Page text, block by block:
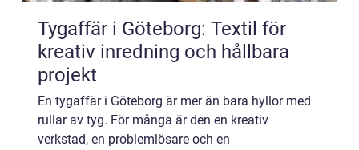
Tygaffär i Göteborg: Textil för
kreativ inredning och hållbara
projekt
En tygaffär i Göteborg är mer än bara hyllor med
rullar av tyg. För många är den en kreativ
verkstad, en problemlösare och en